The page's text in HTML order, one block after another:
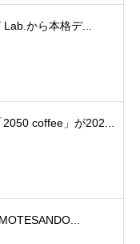
から本格デ...
coffee」が202...